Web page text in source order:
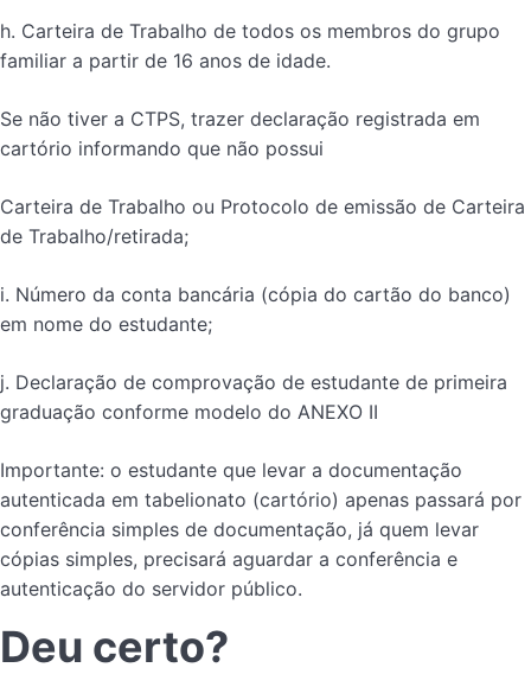
h. Carteira de Trabalho de todos os membros do grupo
familiar a partir de 16 anos de idade.
Se não tiver a CTPS, trazer declaração registrada em
cartório informando que não possui
Carteira de Trabalho ou Protocolo de emissão de Carteira
de Trabalho/retirada;
i. Número da conta bancária (cópia do cartão do banco)
em nome do estudante;
j. Declaração de comprovação de estudante de primeira
graduação conforme modelo do ANEXO II
Importante: o estudante que levar a documentação
autenticada em tabelionato (cartório) apenas passará por
conferência simples de documentação, já quem levar
cópias simples, precisará aguardar a conferência e
autenticação do servidor público.
Deu certo?